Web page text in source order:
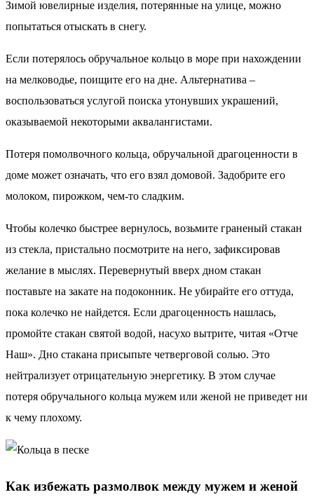
Зимой ювелирные изделия, потерянные на улице, можно
попытаться отыскать в снегу.
Если потерялось обручальное кольцо в море при нахождении
на мелководье, поищите его на дне. Альтернатива –
воспользоваться услугой поиска утонувших украшений,
оказываемой некоторыми аквалангистами.
Потеря помолвочного кольца, обручальной драгоценности в
доме может означать, что его взял домовой. Задобрите его
молоком, пирожком, чем-то сладким.
Чтобы колечко быстрее вернулось, возьмите граненый стакан
из стекла, пристально посмотрите на него, зафиксировав
желание в мыслях. Перевернутый вверх дном стакан
поставьте на закате на подоконник. Не убирайте его оттуда,
пока колечко не найдется. Если драгоценность нашлась,
промойте стакан святой водой, насухо вытрите, читая «Отче
Наш». Дно стакана присыпьте четверговой солью. Это
нейтрализует отрицательную энергетику. В этом случае
потеря обручального кольца мужем или женой не приведет ни
к чему плохому.
Как избежать размолвок между мужем и женой